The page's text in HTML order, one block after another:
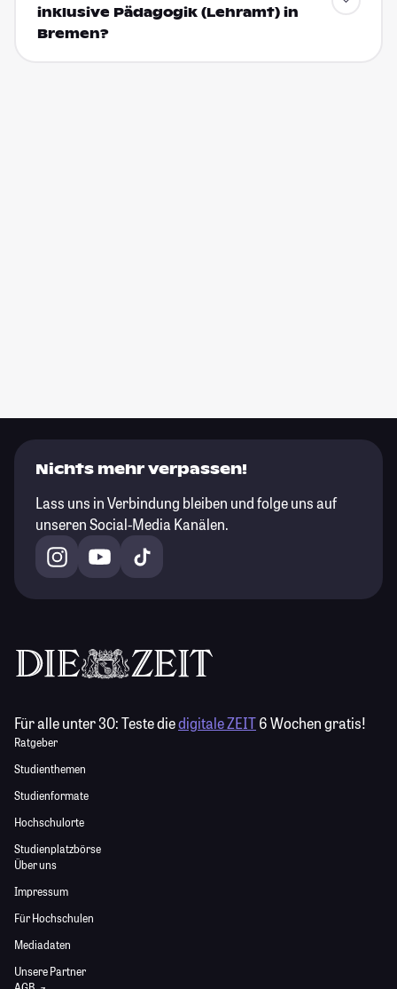
inklusive Pädagogik (Lehramt) in
Bremen?
Nichts mehr verpassen!
Lass uns in Verbindung bleiben und folge uns auf
unseren Social-Media Kanälen.
Für alle unter 30:Teste diedigitale ZEIT6 Wochen gratis!
Ratgeber
Studienthemen
Studienformate
Hochschulorte
Studienplatzbörse
Über uns
Impressum
Für Hochschulen
Mediadaten
Unsere Partner